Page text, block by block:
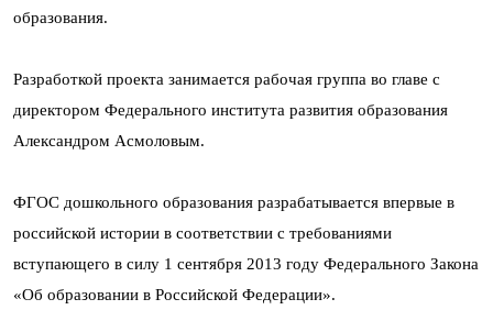
образования.
Разработкой проекта занимается рабочая группа во главе с
директором Федерального института развития образования
Александром Асмоловым.
ФГОС дошкольного образования разрабатывается впервые в
российской истории в соответствии с требованиями
вступающего в силу 1 сентября 2013 году Федерального Закона
«Об образовании в Российской Федерации».